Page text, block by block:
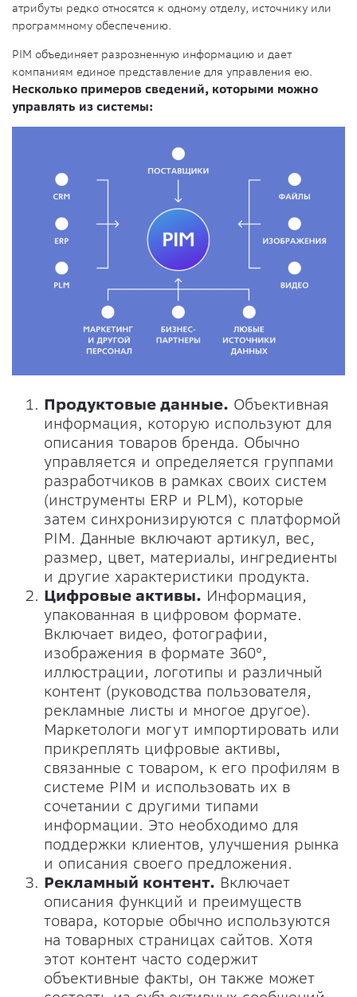
атрибуты редко относятся к одному отделу, источнику или
программному обеспечению.
PIM объединяет разрозненную информацию и дает
компаниям единое представление для управления ею.
Несколько примеров сведений, которыми можно
управлять из системы:
Продуктовые данные. Объективная
информация, которую используют для
описания товаров бренда. Обычно
управляется и определяется группами
разработчиков в рамках своих систем
(инструменты ERP и PLM), которые
затем синхронизируются с платформой
PIM. Данные включают артикул, вес,
размер, цвет, материалы, ингредиенты
и другие характеристики продукта.
Цифровые активы. Информация,
упакованная в цифровом формате.
Включает видео, фотографии,
изображения в формате 360°,
иллюстрации, логотипы и различный
контент (руководства пользователя,
рекламные листы и многое другое).
Маркетологи могут импортировать или
прикреплять цифровые активы,
связанные с товаром, к его профилям в
системе PIM и использовать их в
сочетании с другими типами
информации. Это необходимо для
поддержки клиентов, улучшения рынка
и описания своего предложения.
Рекламный контент. Включает
описания функций и преимуществ
товара, которые обычно используются
на товарных страницах сайтов. Хотя
этот контент часто содержит
объективные факты, он также может